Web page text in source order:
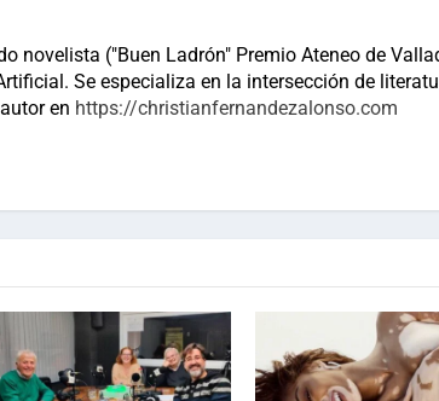
novelista ("Buen Ladrón" Premio Ateneo de
Se especializa en la intersección de
en https://christianfernandezalonso.com